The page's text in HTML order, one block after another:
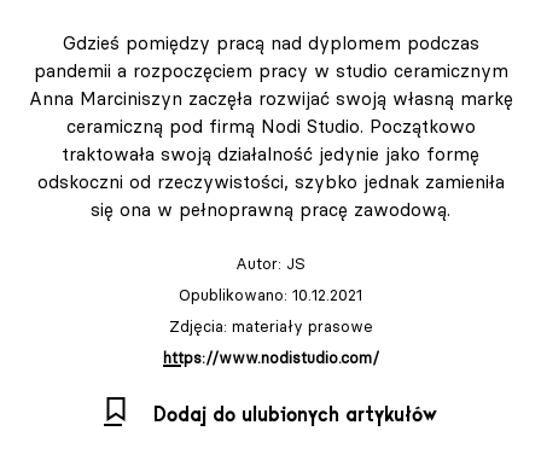
Gdzieś pomiędzy pracą nad dyplomem podczas
pandemii a rozpoczęciem pracy w studio ceramicznym
Anna Marciniszyn zaczęła rozwijać swoją własną markę
ceramiczną pod firmą Nodi Studio. Początkowo
traktowała swoją działalność jedynie jako formę
odskoczni od rzeczywistości, szybko jednak zamieniła
się ona w pełnoprawną pracę zawodową.
Autor: JS
Opublikowano: 10.12.2021
Zdjęcia: materiały prasowe
https://www.nodistudio.com/
Dodaj do ulubionych artykułów